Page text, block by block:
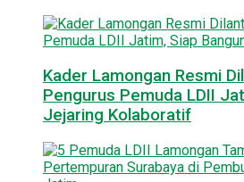
Kader Lamongan Resmi
Pengurus Pemuda LDII
Jejaring Kolaboratif